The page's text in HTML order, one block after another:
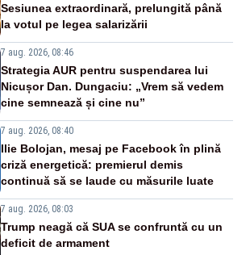
Sesiunea extraordinară, prelungită până
la votul pe legea salarizării
7 aug. 2026, 08:46
Strategia AUR pentru suspendarea lui
Nicușor Dan. Dungaciu: „Vrem să vedem
cine semnează și cine nu”
7 aug. 2026, 08:40
Ilie Bolojan, mesaj pe Facebook în plină
criză energetică: premierul demis
continuă să se laude cu măsurile luate
7 aug. 2026, 08:03
Trump neagă că SUA se confruntă cu un
deficit de armament